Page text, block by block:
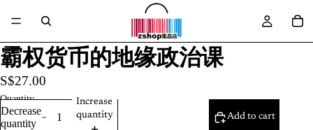
霸权货币的地缘政治课
S$27.00
Quantity
Decrease
quantity
Increase
quantity
Add to cart